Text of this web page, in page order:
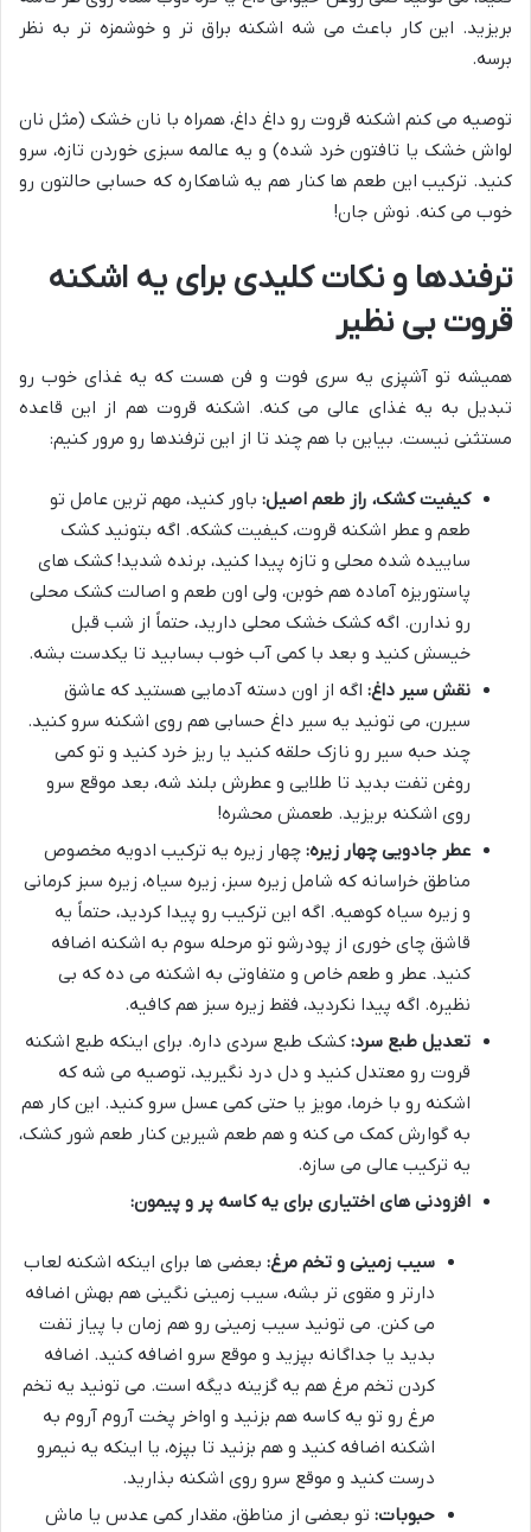
بریزید. این کار باعث می شه اشکنه براق تر و خوشمزه تر به نظر
برسه.
توصیه می کنم اشکنه قروت رو داغ داغ، همراه با نان خشک (مثل نان
لواش خشک یا تافتون خرد شده) و یه عالمه سبزی خوردن تازه، سرو
کنید. ترکیب این طعم ها کنار هم یه شاهکاره که حسابی حالتون رو
خوب می کنه. نوش جان!
ترفندها و نکات کلیدی برای یه اشکنه
قروت بی نظیر
همیشه تو آشپزی یه سری فوت و فن هست که یه غذای خوب رو
تبدیل به یه غذای عالی می کنه. اشکنه قروت هم از این قاعده
مستثنی نیست. بیاین با هم چند تا از این ترفندها رو مرور کنیم:
کیفیت کشک، راز طعم اصیل: باور کنید، مهم ترین عامل تو
طعم و عطر اشکنه قروت، کیفیت کشکه. اگه بتونید کشک
ساییده شده محلی و تازه پیدا کنید، برنده شدید! کشک های
پاستوریزه آماده هم خوبن، ولی اون طعم و اصالت کشک محلی
رو ندارن. اگه کشک خشک محلی دارید، حتماً از شب قبل
خیسش کنید و بعد با کمی آب خوب بسابید تا یکدست بشه.
نقش سیر داغ: اگه از اون دسته آدمایی هستید که عاشق
سیرن، می تونید یه سیر داغ حسابی هم روی اشکنه سرو کنید.
چند حبه سیر رو نازک حلقه کنید یا ریز خرد کنید و تو کمی
روغن تفت بدید تا طلایی و عطرش بلند شه، بعد موقع سرو
روی اشکنه بریزید. طعمش محشره!
عطر جادویی چهار زیره: چهار زیره یه ترکیب ادویه مخصوص
مناطق خراسانه که شامل زیره سبز، زیره سیاه، زیره سبز کرمانی
و زیره سیاه کوهیه. اگه این ترکیب رو پیدا کردید، حتماً یه
قاشق چای خوری از پودرشو تو مرحله سوم به اشکنه اضافه
کنید. عطر و طعم خاص و متفاوتی به اشکنه می ده که بی
نظیره. اگه پیدا نکردید، فقط زیره سبز هم کافیه.
تعدیل طبع سرد: کشک طبع سردی داره. برای اینکه طبع اشکنه
قروت رو معتدل کنید و دل درد نگیرید، توصیه می شه که
اشکنه رو با خرما، مویز یا حتی کمی عسل سرو کنید. این کار هم
به گوارش کمک می کنه و هم طعم شیرین کنار طعم شور کشک،
یه ترکیب عالی می سازه.
افزودنی های اختیاری برای یه کاسه پر و پیمون:
سیب زمینی و تخم مرغ: بعضی ها برای اینکه اشکنه لعاب
دارتر و مقوی تر بشه، سیب زمینی نگینی هم بهش اضافه
می کنن. می تونید سیب زمینی رو هم زمان با پیاز تفت
بدید یا جداگانه بپزید و موقع سرو اضافه کنید. اضافه
کردن تخم مرغ هم یه گزینه دیگه است. می تونید یه تخم
مرغ رو تو یه کاسه هم بزنید و اواخر پخت آروم آروم به
اشکنه اضافه کنید و هم بزنید تا بپزه، یا اینکه یه نیمرو
درست کنید و موقع سرو روی اشکنه بذارید.
حبوبات: تو بعضی از مناطق، مقدار کمی عدس یا ماش